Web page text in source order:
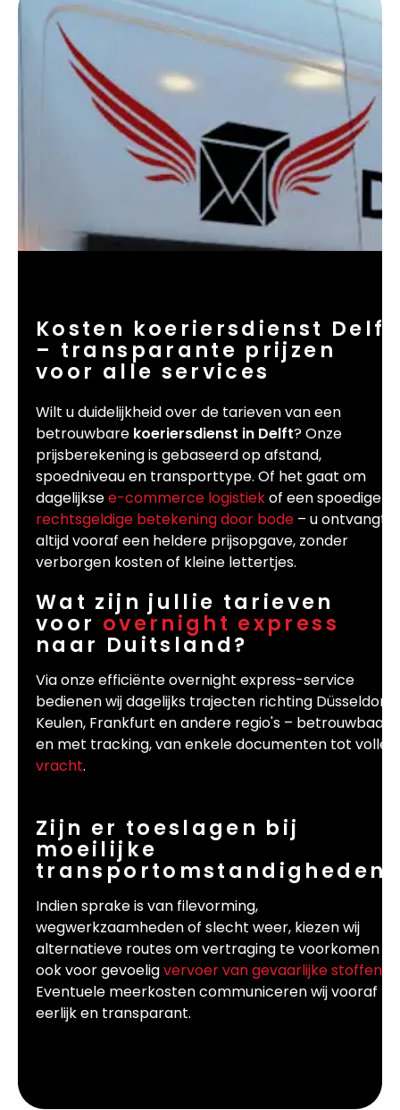
Kosten koeriersdienst Delft
– transparante prijzen
voor alle services
Wilt u duidelijkheid over de tarieven van een
betrouwbare koeriersdienst in Delft? Onze
prijsberekening is gebaseerd op afstand,
spoedniveau en transporttype. Of het gaat om
dagelijksee-commerce logistiekof een spoedige
rechtsgeldige betekening door bode – u ontvangt
altijd vooraf een heldere prijsopgave, zonder
verborgen kosten of kleine lettertjes.
Wat zijn jullie tarieven
voor overnight express
naar Duitsland?
Via onze efficiënte overnight express-service
bedienen wij dagelijks trajecten richting Düsseldorf,
Keulen, Frankfurt en andere regio's – betrouwbaar
en met tracking, van enkele documenten tot volle
vracht.
Zijn er toeslagen bij
moeilijke
transportomstandigheden?
Indien sprake is van filevorming,
wegwerkzaamheden of slecht weer, kiezen wij
alternatieve routes om vertraging te voorkomen –
ook voor gevoeligvervoer van gevaarlijke stoffen
Eventuele meerkosten communiceren wij vooraf –
eerlijk en transparant.